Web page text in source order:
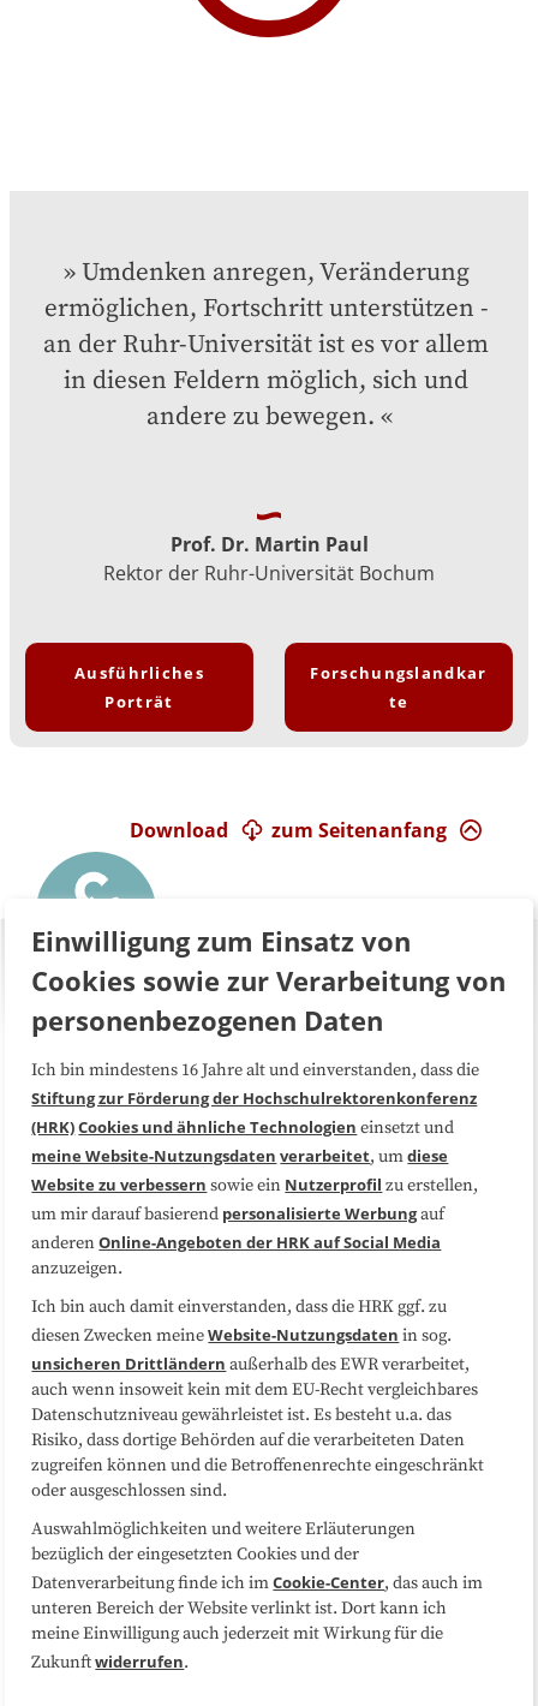
Umdenken anregen, Veränderung
ermöglichen, Fortschritt unterstützen -
an der Ruhr-Universität ist es vor allem
in diesen Feldern möglich, sich und
andere zu bewegen.
Prof. Dr. Martin Paul
Rektor der Ruhr-Universität Bochum
Ausführliches
Porträt
Forschungslandkar
te
zum Seitenanfang
Download
Über uns FAQ
Medienarbeit Kooperationen
Datenschutzerklärung Impressum
Sitemap
Folgen Sie uns
Einwilligung zum Einsatz von
Cookies sowie zur Verarbeitung von
personenbezogenen Daten
Ich bin mindestens 16 Jahre alt und einverstanden, dass die
Stiftung zur Förderung der Hochschulrektorenkonferenz
(HRK)Cookies und ähnliche Technologien einsetzt und
meine Website-Nutzungsdaten verarbeitet, umdiese
Website zu verbessern sowie ein Nutzerprofil zu erstellen,
um mir darauf basierend personalisierte Werbungauf
anderenOnline-Angeboten der HRK auf Social Media
anzuzeigen.
Ich bin auch damit einverstanden, dass die HRK ggf. zu
diesen Zwecken meineWebsite-Nutzungsdaten in sog.
unsicheren Drittländern außerhalb des EWR verarbeitet,
auch wenn insoweit kein mit dem EU-Recht vergleichbares
Datenschutzniveau gewährleistet ist. Es besteht u.a. das
Risiko, dass dortige Behörden auf die verarbeiteten Daten
zugreifen können und die Betroffenenrechte eingeschränkt
oder ausgeschlossen sind.
Auswahlmöglichkeiten und weitere Erläuterungen
bezüglich der eingesetzten Cookies und der
Datenverarbeitung finde ich imCookie-Center, das auch im
unteren Bereich der Website verlinkt ist. Dort kann ich
meine Einwilligung auch jederzeit mit Wirkung für die
Zukunftwiderrufen.